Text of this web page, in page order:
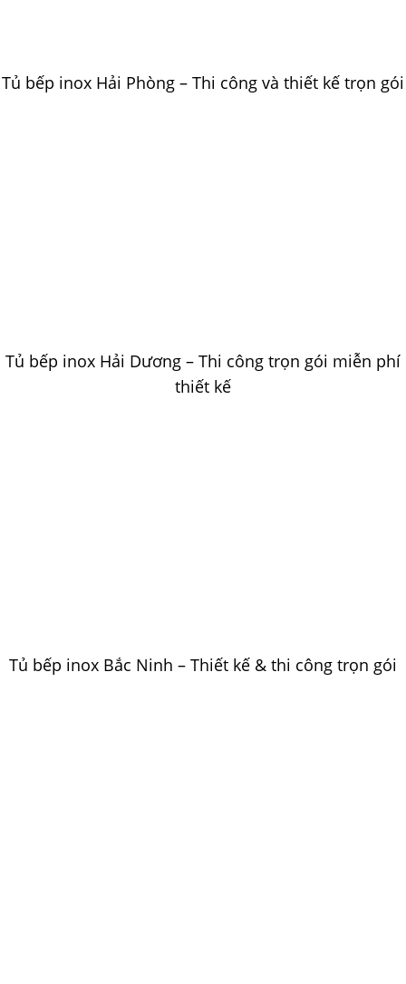
Tủ bếp inox Hải Phòng – Thi công và thiết kế trọn gói
Tủ bếp inox Hải Dương – Thi công trọn gói miễn phí
thiết kế
Tủ bếp inox Bắc Ninh – Thiết kế & thi công trọn gói